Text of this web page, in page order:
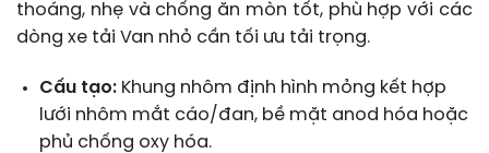
thoáng, nhẹ và chống ăn mòn tốt, phù hợp với các
dòng xe tải Van nhỏ cần tối ưu tải trọng.
Cấu tạo:Khung nhôm định hình mỏng kết hợp
lưới nhôm mắt cáo/đan, bề mặt anod hóa hoặc
phủ chống oxy hóa.